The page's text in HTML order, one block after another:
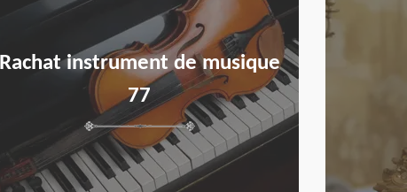
Rachat instrument de musique
77